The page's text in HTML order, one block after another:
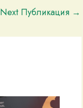
Next Публикация →